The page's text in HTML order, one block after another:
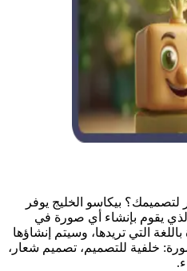
بيكاسو الخليج يوفر
يقوم بإنشاء أي صورة في
التي تريدها، وسيتم إنشاؤها
خلفية للتصميم، تصميم شعار،